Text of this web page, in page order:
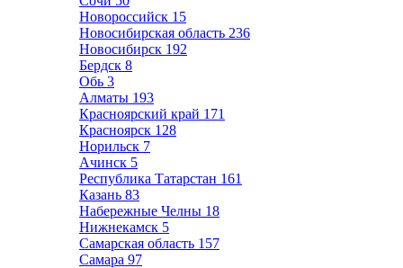
Новороссийск 15
Новосибирская область 236
Новосибирск 192
Бердск 8
Обь 3
Алматы 193
Красноярский край 171
Красноярск 128
Норильск 7
Ачинск 5
Республика Татарстан 161
Казань 83
Набережные Челны 18
Нижнекамск 5
Самарская область 157
Самара 97